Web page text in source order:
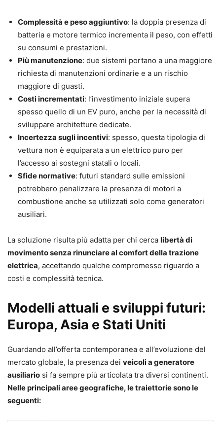
Complessità e peso aggiuntivo: la doppia presenza di
batteria e motore termico incrementa il peso, con effetti
su consumi e prestazioni.
Più manutenzione: due sistemi portano a una maggiore
richiesta di manutenzioni ordinarie e a un rischio
maggiore di guasti.
Costi incrementati: l’investimento iniziale supera
spesso quello di un EV puro, anche per la necessità di
sviluppare architetture dedicate.
Incertezza sugli incentivi: spesso, questa tipologia di
vettura non è equiparata a un elettrico puro per
l’accesso ai sostegni statali o locali.
Sfide normative: futuri standard sulle emissioni
potrebbero penalizzare la presenza di motori a
combustione anche se utilizzati solo come generatori
ausiliari.
La soluzione risulta più adatta per chi cerca libertà di
movimento senza rinunciare al comfort della trazione
elettrica, accettando qualche compromesso riguardo a
costi e complessità tecnica.
Modelli attuali e sviluppi futuri:
Europa, Asia e Stati Uniti
Guardando all’offerta contemporanea e all’evoluzione del
mercato globale, la presenza dei veicoli a generatore
ausiliario si fa sempre più articolata tra diversi continenti.
Nelle principali aree geografiche, le traiettorie sono le
seguenti: